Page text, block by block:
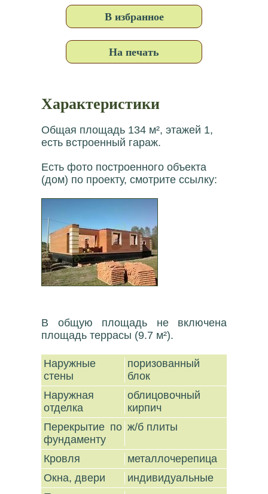
В избранное
На печать
Характеристики
Общая площадь 134 м², этажей 1,
есть встроенный гараж.
Есть фото построенного объекта
(дом) по проекту, смотрите ссылку:
В общую площадь не включена
площадь террасы (9.7 м²).
Наружные
стены
поризованный
блок
Наружная
отделка
облицовочный
кирпич
Перекрытие по
фундаменту
ж/б плиты
Кровля
металлочерепица
Окна, двери
индивидуальные